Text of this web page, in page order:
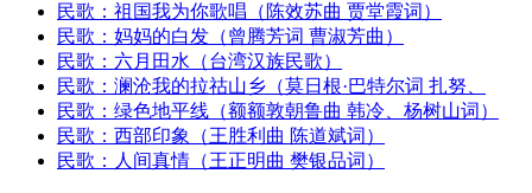
民歌：祖国我为你歌唱（陈效苏曲 贾堂霞词）
民歌：妈妈的白发（曾腾芳词 曹淑芳曲）
民歌：六月田水（台湾汉族民歌）
民歌：澜沧我的拉祜山乡（莫日根·巴特尔词 扎努、
民歌：绿色地平线（额额敦朝鲁曲 韩冷、杨树山词）
民歌：西部印象（王胜利曲 陈道斌词）
民歌：人间真情（王正明曲 樊银品词）